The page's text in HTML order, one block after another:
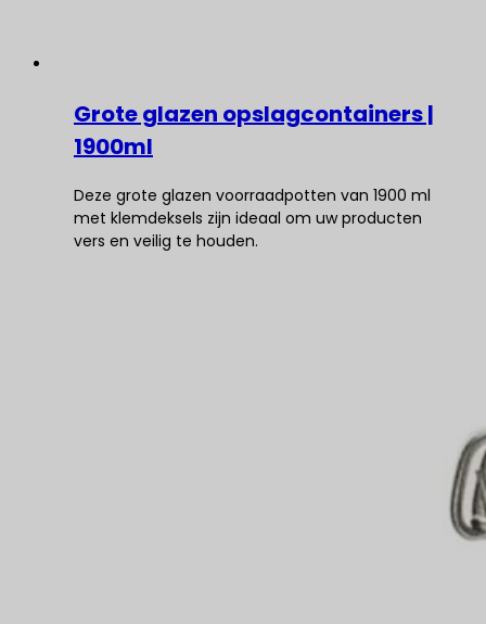
Grote glazen opslagcontainers |
1900ml
Deze grote glazen voorraadpotten van 1900 ml
met klemdeksels zijn ideaal om uw producten
vers en veilig te houden.